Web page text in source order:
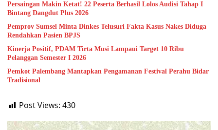
Persaingan Makin Ketat! 22 Peserta Berhasil Lolos Audisi Tahap I
Bintang Dangdut Plus 2026
Pemprov Sumsel Minta Dinkes Telusuri Fakta Kasus Nakes Diduga
Rendahkan Pasien BPJS
Kinerja Positif, PDAM Tirta Musi Lampaui Target 10 Ribu
Pelanggan Semester I 2026
Pemkot Palembang Mantapkan Pengamanan Festival Perahu Bidar
Tradisional
Post Views: 430